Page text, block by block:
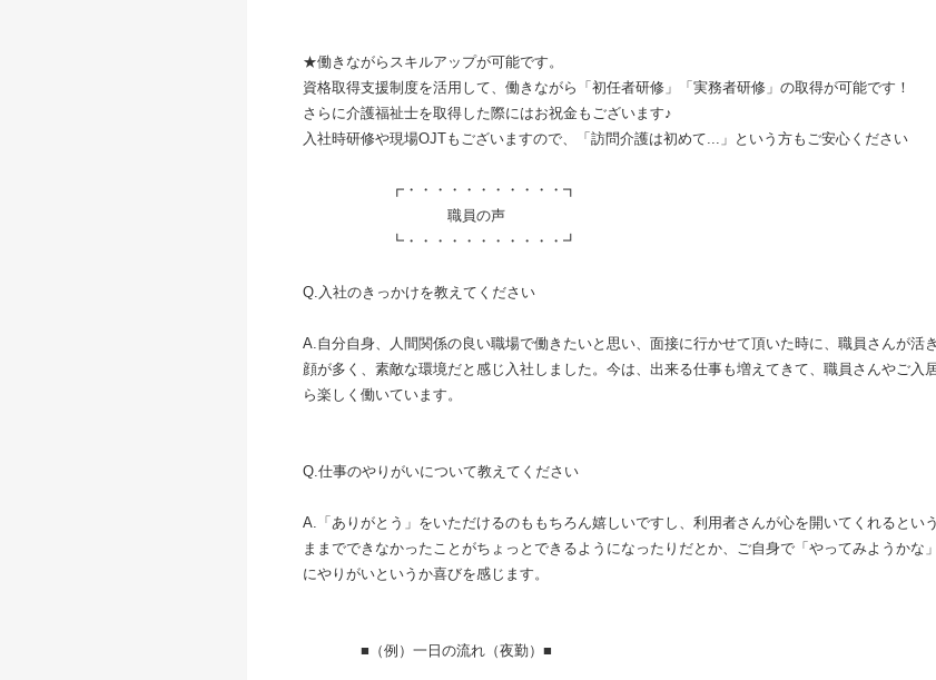
★働きながらスキルアップが可能です。
資格取得支援制度を活用して、働きながら「初任者研修」「実務者研修」の取得が可能です！
さらに介護福祉士を取得した際にはお祝金もございます♪
入社時研修や現場OJTもございますので、「訪問介護は初めて...」という方もご安心ください
┏・・・・・・・・・・・┓
職員の声
┗・・・・・・・・・・・┛
Q.入社のきっかけを教えてください
A.自分自身、人間関係の良い職場で働きたいと思い、面接に行かせて頂いた時に、職員さんが活
顔が多く、素敵な環境だと感じ入社しました。今は、出来る仕事も増えてきて、職員さんやご入
ら楽しく働いています。
Q.仕事のやりがいについて教えてください
A.「ありがとう」をいただけるのももちろん嬉しいですし、利用者さんが心を開いてくれるとい
ままでできなかったことがちょっとできるようになったりだとか、ご自身で「やってみようかな
にやりがいというか喜びを感じます。
■（例）一日の流れ（夜勤）■